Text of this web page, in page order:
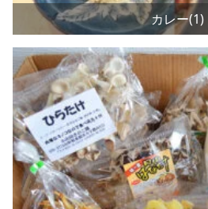
カレー(1)